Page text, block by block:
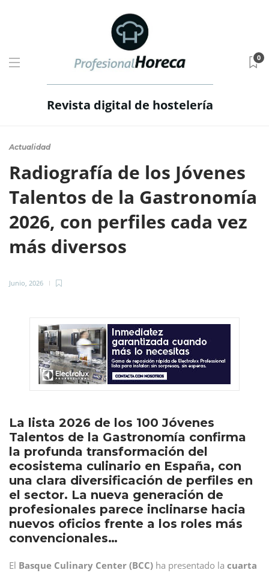
Revista digital de hostelería
0
Actualidad
Radiografía de los Jóvenes
Talentos de la Gastronomía
2026, con perfiles cada vez
más diversos
Junio, 2026
La lista 2026 de los 100 Jóvenes
Talentos de la Gastronomía confirma
la profunda transformación del
ecosistema culinario en España, con
una clara diversificación de perfiles en
el sector. La nueva generación de
profesionales parece inclinarse hacia
nuevos oficios frente a los roles más
convencionales…
El Basque Culinary Center (BCC) ha presentado la cuarta